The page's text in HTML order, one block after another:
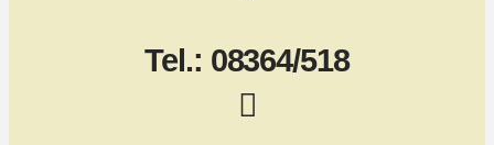
Tel.: 08364/518